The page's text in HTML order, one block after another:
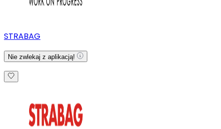
STRABAG
Nie zwlekaj z aplikacją!